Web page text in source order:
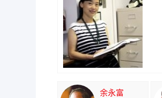
余永富